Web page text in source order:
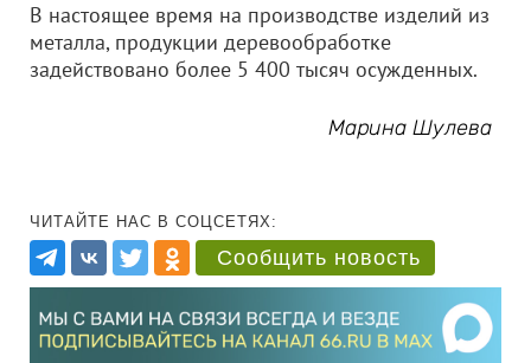
В настоящее время на производстве изделий из
металла, продукции деревообработке
задействовано более 5 400 тысяч осужденных.
Марина Шулева
ЧИТАЙТЕ НАС В СОЦСЕТЯХ:
Сообщить новость